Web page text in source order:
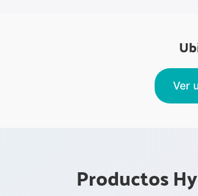
Ver
Productos